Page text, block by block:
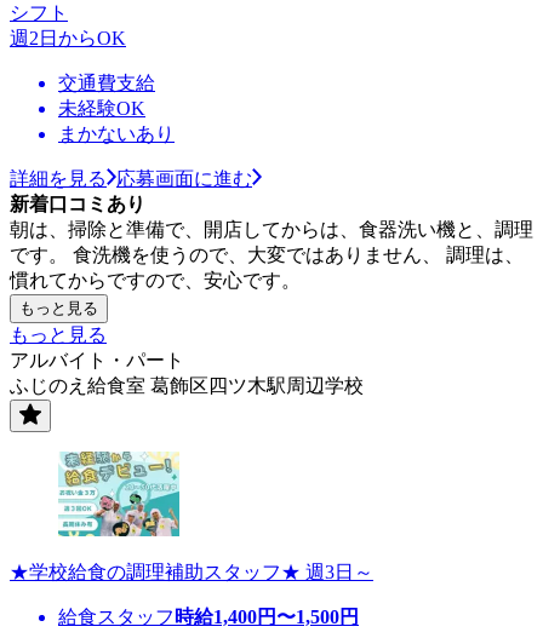
シフト
週2日からOK
交通費支給
未経験OK
まかないあり
詳細を見る
応募画面に進む
新着口コミあり
朝は、掃除と準備で、開店してからは、食器洗い機と、調理
です。 食洗機を使うので、大変ではありません、 調理は、
慣れてからですので、安心です。
もっと見る
もっと見る
アルバイト・パート
ふじのえ給食室 葛飾区四ツ木駅周辺学校
★学校給食の調理補助スタッフ★ 週3日～
給食スタッフ 時給1,400円〜1,500円